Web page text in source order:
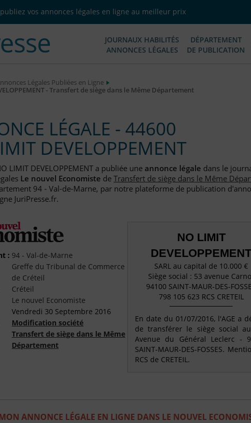
vos annonces légales en ligne au meilleur prix
JOURNAUX HABILITÉS
ANNONCES LÉGALES
DÉPARTEMENT
DE PUBLICATION
Légales Publiées en Ligne
- Transfert de siège dans le Même Département
LÉGALE - 44600
DEVELOPPEMENT
LIMIT DEVELOPPEMENT a publiée une annonce légale dans le
Le nouvel Economiste deTransfert de siège dans le Même
94 - Val-de-Marne, par notre plateforme de publication
JuriPresse.fr.
: 94 - Val-de-Marne
Greffe du Tribunal de Commerce
de Créteil
Créteil
Le nouvel Economiste
Vendredi 30 Septembre 2016
Modification société
Transfert de siège dans le Même
Département
NO LIMIT
DEVELOPPEMENT
SARL au capital de 10.000 €
Siège social : 53 avenue
94100 SAINT-MAUR-DES-
798 105 623 RCS CRETEIL
En date du 01/07/2016, l'AGE a
de transférer le siège social
Avenue du Général Leclerc -
SAINT-MAUR-DES-FOSSES.
RCS de CRETEIL.
ANNONCE LÉGALE EN LIGNE DANS LE NOUVEL